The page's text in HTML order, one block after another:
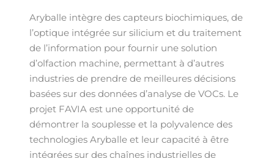
Aryballe intègre des capteurs biochimiques, de
l’optique intégrée sur silicium et du traitement
de l’information pour fournir une solution
d’olfaction machine, permettant à d’autres
industries de prendre de meilleures décisions
basées sur des données d’analyse de VOCs. Le
projet FAVIA est une opportunité de
démontrer la souplesse et la polyvalence des
technologies Aryballe et leur capacité à être
intégrées sur des chaînes industrielles de